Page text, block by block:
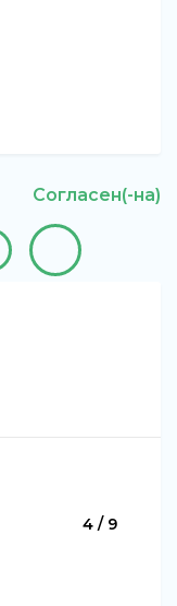
Согласен(-на)
4 / 9